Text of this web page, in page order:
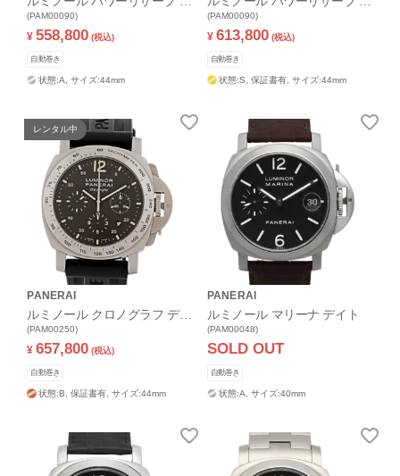
イト
(PAM00090)
¥558,800 (税込)
自動巻き
状態:A, サイズ:44mm
イト
(PAM00090)
¥613,800 (税込)
自動巻き
状態:S, 保証書有, サイズ:44mm
レンタル中
PANERAI
ルミノール クロノグラフ デイ
ライト
(PAM00250)
¥657,800 (税込)
自動巻き
状態:B, 保証書有, サイズ:44mm
PANERAI
ルミノール マリーナ デイト
(PAM00048)
SOLD OUT
自動巻き
状態:A, サイズ:40mm